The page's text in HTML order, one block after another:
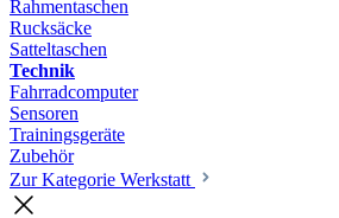
Rahmentaschen
Rucksäcke
Satteltaschen
Technik
Fahrradcomputer
Sensoren
Trainingsgeräte
Zubehör
Zur Kategorie Werkstatt